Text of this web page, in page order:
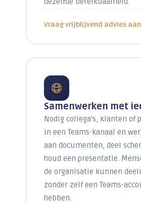
Vraag vrijblijvend advies aan
Samenwerken met
Nodig collega's, klanten of
in een Teams-kanaal en
aan documenten, deel
houd een presentatie.
de organisatie kunnen
zonder zelf een Teams-
hebben.